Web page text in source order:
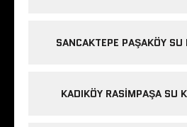
SANCAKTEPE PAŞAKÖY
KADIKÖY RASIMPAŞA SU